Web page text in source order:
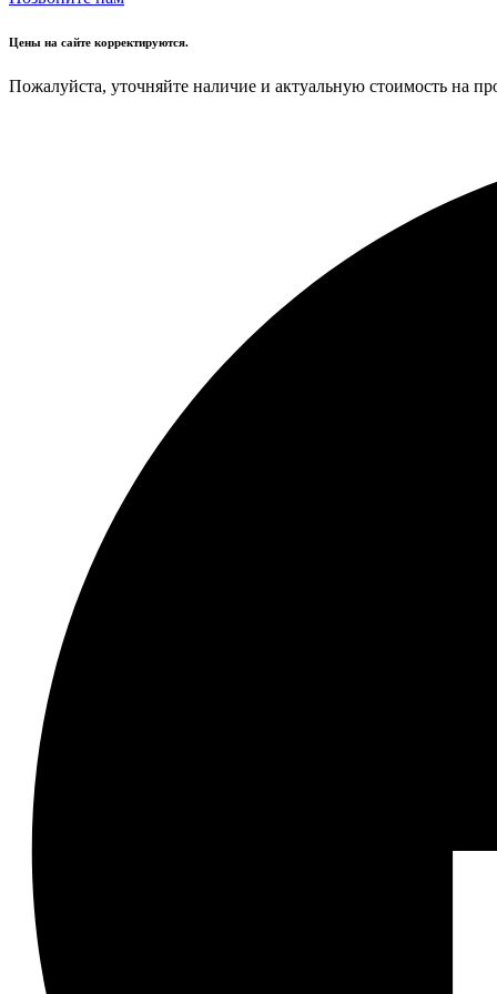
Цены на сайте корректируются.
Пожалуйста, уточняйте наличие и актуальную стоимость на